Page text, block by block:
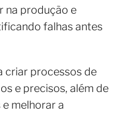
na produção e
falhas antes
criar processos de
e precisos, além de
melhorar a